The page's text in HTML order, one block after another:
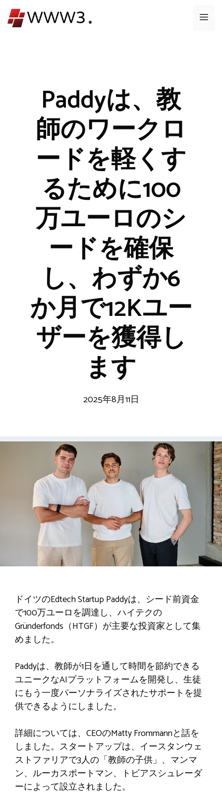
ン
メ
Paddyは、教
師のワークロ
ードを軽くす
るために100
万ユーロのシ
ードを確保
し、わずか6
か月で12Kユー
ザーを獲得し
ます
2025年8月11日
ドイツのEdtech Startup Paddyは、シード前資金
で100万ユーロを調達し、ハイテクの
Gründerfonds（HTGF）が主要な投資家として集
めました。
Paddyは、教師が1日を通して時間を節約できる
ユニークなAIプラットフォームを開発し、生徒
にもう一度パーソナライズされたサポートを提
供できるようにしました。
詳細については、CEOのMatty Frommannと話を
しました。スタートアップは、イースタンウェ
ストファリアで3人の「教師の子供」、マンマ
ン、ルーカスポートマン、トビアスシュレーダ
ーによって設立されました。